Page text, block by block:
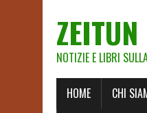
ZEITUN
NOTIZIE E LIBRI
HOME CHI